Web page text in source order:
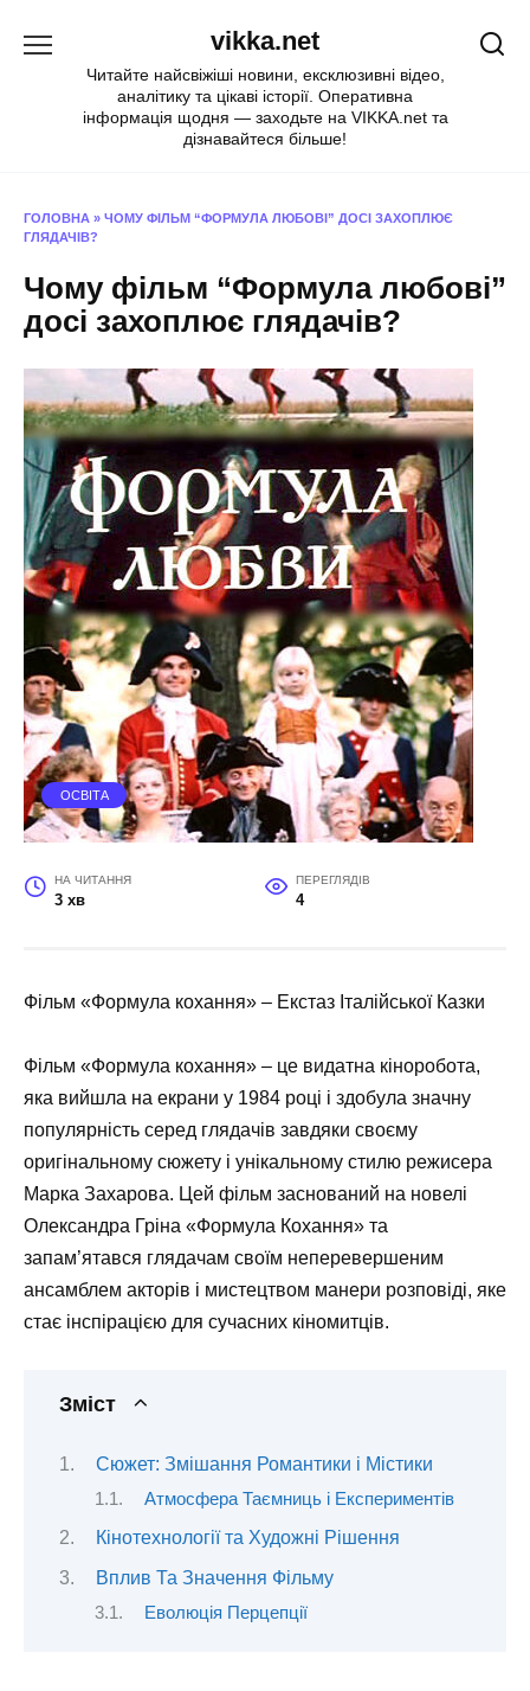
vikka.net
Читайте найсвіжіші новини, ексклюзивні відео,
аналітику та цікаві історії. Оперативна
інформація щодня — заходьте на VIKKA.net та
дізнавайтеся більше!
ГОЛОВНА » ЧОМУ ФІЛЬМ “ФОРМУЛА ЛЮБОВІ” ДОСІ ЗАХОПЛЮЄ
ГЛЯДАЧІВ?
Чому фільм “Формула любові”
досі захоплює глядачів?
ОСВІТА
НА ЧИТАННЯ
3 хв
ПЕРЕГЛЯДІВ
4
Фільм «Формула кохання» – Екстаз Італійської Казки
Фільм «Формула кохання» – це видатна кіноробота,
яка вийшла на екрани у 1984 році і здобула значну
популярність серед глядачів завдяки своєму
оригінальному сюжету і унікальному стилю режисера
Марка Захарова. Цей фільм заснований на новелі
Олександра Гріна «Формула Кохання» та
запам’ятався глядачам своїм неперевершеним
ансамблем акторів і мистецтвом манери розповіді, яке
стає інспірацією для сучасних кіномитців.
Зміст
Сюжет: Змішання Романтики і Містики
Атмосфера Таємниць і Експериментів
Кінотехнології та Художні Рішення
Вплив Та Значення Фільму
Еволюція Перцепції